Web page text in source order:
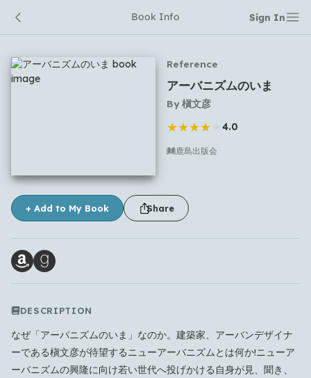
Book Info Sign In
Reference
アーバニズムのいま
By槇文彦
★★★★ 4.0
鹿島出版会
+ Add to My Book Share
DESCRIPTION
なぜ「アーバニズムのいま」なのか。建築家、アーバンデザイナ
ーである槇文彦が待望するニューアーバニズムとは何か!ニューア
ーバニズムの興隆に向け若い世代へ投げかける自身が見、聞き、
Which languages of books would you like to see on
the main feed?
All Languages English Español
Français
No comments yet